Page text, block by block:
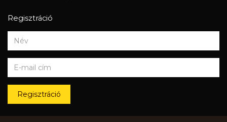
Regisztráció
Regisztráció